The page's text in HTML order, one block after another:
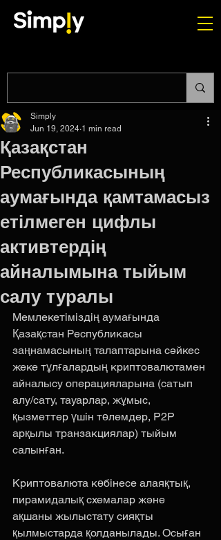
Қазақстан
Республикасының
аумағында қамтамасыз
етілмеген цифлы
активтердің
айналымына тыйым
салу туралы
Simply
Jun 19, 2024 1 min read
Мемлекетіміздің аумағында
Қазақстан Республикасы
заңнамасының талаптарына сәйкес
жеке тұлғалардың криптовалютамен
айналысу операцияларына (сатып
алу/сату, тауарлар, жұмыс,
қызметтер үшін төлемдер, P2P
арқылы транзакциялар) тыйым
салынған.
Криптовалюта көбінесе алаяқтық,
пирамидалық схемалар және
ақшаны жылыстату сияқты
қылмыстарда қолданылады. Осыған